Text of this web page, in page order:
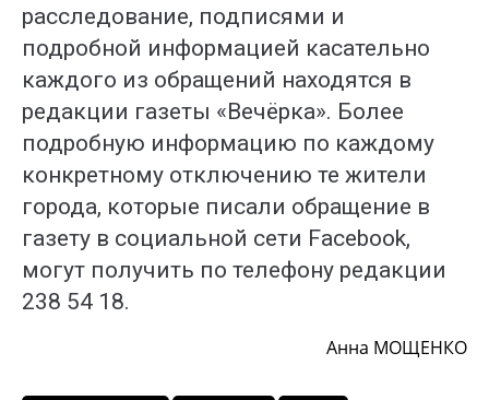
расследование, подписями и
подробной информацией касательно
каждого из обращений находятся в
редакции газеты «Вечёрка». Более
подробную информацию по каждому
конкретному отключению те жители
города, которые писали обращение в
газету в социальной сети Facebook,
могут получить по телефону редакции
238 54 18.
Анна МОЩЕНКО